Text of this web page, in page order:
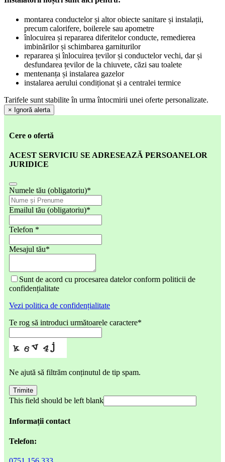
montarea conductelor și altor obiecte sanitare și instalații,
precum calorifere, boilerele sau apometre
înlocuirea și repararea diferitelor conducte, remedierea
imbinărilor și schimbarea garniturilor
repararea și înlocuirea țevilor și conductelor vechi, dar și
desfundarea țevilor de la chiuvete, căzi sau toalete
mentenanța și instalarea gazelor
instalarea aerului condiționat și a centralei termice
Tarifele sunt stabilite în urma întocmirii unei oferte personalizate.
× Ignoră alerta
Cere o ofertă
ACEST SERVICIU SE ADRESEAZĂ PERSOANELOR
JURIDICE
Numele tău (obligatoriu)*
Emailul tău (obligatoriu)*
Telefon *
Mesajul tău*
Sunt de acord cu procesarea datelor conform politicii de
confidențialitate
Vezi politica de confidențialitate
Te rog să introduci următoarele caractere*
Ne ajută să filtrăm conținutul de tip spam.
Trimite
This field should be left blank
Informații contact
Telefon: